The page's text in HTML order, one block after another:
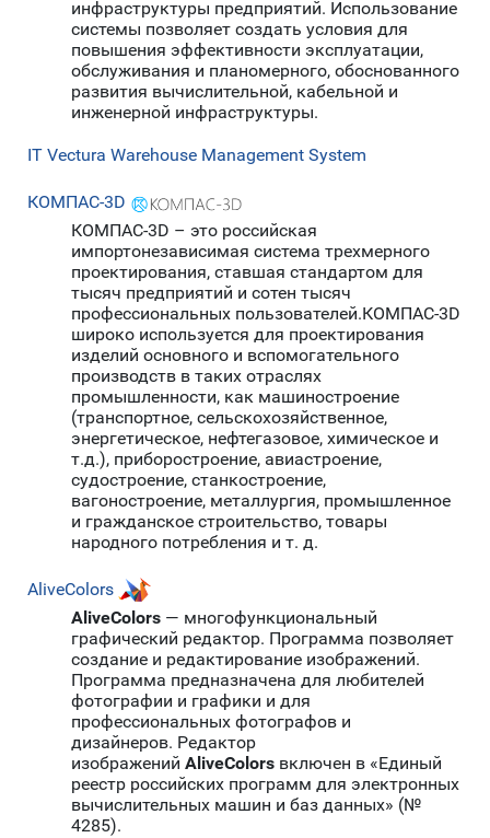
инфраструктуры предприятий. Использование
системы позволяет создать условия для
повышения эффективности эксплуатации,
обслуживания и планомерного, обоснованного
развития вычислительной, кабельной и
инженерной инфраструктуры.
IT Vectura Warehouse Management System
КОМПАС-3D
КОМПАС-3D – это российская
импортонезависимая система трехмерного
проектирования, ставшая стандартом для
тысяч предприятий и сотен тысяч
профессиональных пользователей.КОМПАС-3D
широко используется для проектирования
изделий основного и вспомогательного
производств в таких отраслях
промышленности, как машиностроение
(транспортное, сельскохозяйственное,
энергетическое, нефтегазовое, химическое и
т.д.), приборостроение, авиастроение,
судостроение, станкостроение,
вагоностроение, металлургия, промышленное
и гражданское строительство, товары
народного потребления и т. д.
AliveColors
AliveColors — многофункциональный
графический редактор. Программа позволяет
создание и редактирование изображений.
Программа предназначена для любителей
фотографии и графики и для
профессиональных фотографов и
дизайнеров. Редактор
изображений AliveColors включен в «Единый
реестр российских программ для электронных
вычислительных машин и баз данных» (№
4285).